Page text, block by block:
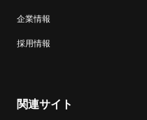
企業情報
採用情報
関連サイト